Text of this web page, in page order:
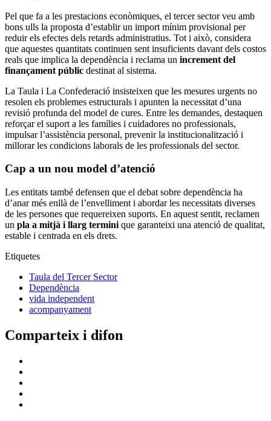
Pel que fa a les prestacions econòmiques, el tercer sector veu amb
bons ulls la proposta d’establir un import mínim provisional per
reduir els efectes dels retards administratius. Tot i això, considera
que aquestes quantitats continuen sent insuficients davant dels costos
reals que implica la dependència i reclama un increment del
finançament públic destinat al sistema.
La Taula i La Confederació insisteixen que les mesures urgents no
resolen els problemes estructurals i apunten la necessitat d’una
revisió profunda del model de cures. Entre les demandes, destaquen
reforçar el suport a les famílies i cuidadores no professionals,
impulsar l’assistència personal, prevenir la institucionalització i
millorar les condicions laborals de les professionals del sector.
Cap a un nou model d’atenció
Les entitats també defensen que el debat sobre dependència ha
d’anar més enllà de l’envelliment i abordar les necessitats diverses
de les persones que requereixen suports. En aquest sentit, reclamen
un pla a mitjà i llarg termini que garanteixi una atenció de qualitat,
estable i centrada en els drets.
Etiquetes
Taula del Tercer Sector
Dependència
vida independent
acompanyament
Comparteix i difon